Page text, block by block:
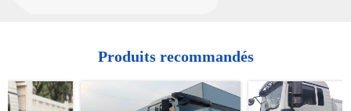
Produits recommandés